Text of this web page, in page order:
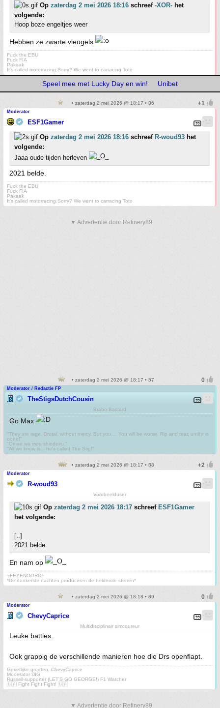
Op zaterdag 2 mei 2026 18:16 schreef -XOR- het
volgende:
Hoop boze engeltjes weer
Hebben ze zwarte vleugels
Fuck the EBU
Fuck FIA
Pakaak
It's called motorracing.Sorry? We went to carracing Toto
Speel mee met Lucky Day en win! Unibet
• zaterdag 2 mei 2026 @ 18:17 • 86
Moderator
ESF1Gamer
Op zaterdag 2 mei 2026 18:16 schreef R-woud93 het
volgende:
Jaaa oude tijden herleven
2021 belde.
Fuck the EBU
Fuck FIA
Pakaak
It's called motorracing.Sorry? We went to carracing Toto
▼ Advertentie door Refinery89
• zaterdag 2 mei 2026 @ 18:17 • 87
Moderator / Redactie FP
TheStigsDutchCousin
Brabo Bastard
Go Max
"They are rage. Brutal, without mercy. But you.... You will be worse. Rip and tear, until it is
done!"
"Omae wa mou shindeiru."
"All we know is... he's called The Stig!"
• zaterdag 2 mei 2026 @ 18:17 • 88
Moderator
R-woud93
Voorbeelduser
Op zaterdag 2 mei 2026 18:17 schreef ESF1Gamer
het volgende:
[..]
2021 belde.
En nam op
~FEYENOORD~
*De donkerste nachten produceren de helderste sterren*
• zaterdag 2 mei 2026 @ 18:18 • 89
Moderator
ChevyCaprice
Multidisciplinair simcoureur
Leuke battles.
Ook grappig de verschillende manieren hoe die Drs openflapt.
Gerieflijke groeten, ChevyCaprice
Moderator DIG
Russell-supporter (LET'S GO GEORGE!) F1 Watcher
🇺🇦 Fight Fight Fight! 🇺🇦
▼ Advertentie door Refinery89